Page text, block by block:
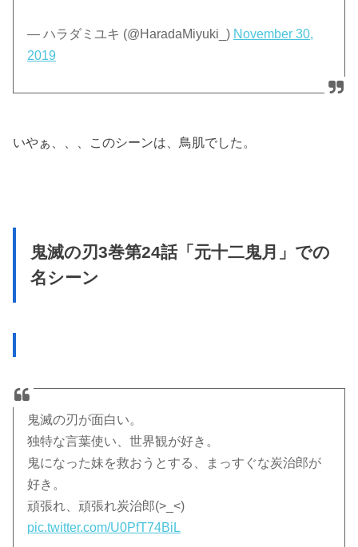
— ハラダミユキ (@HaradaMiyuki_) November 30,
2019
いやぁ、、、このシーンは、鳥肌でした。
鬼滅の刃3巻第24話「元十二鬼月」での
名シーン
鬼滅の刃が面白い。
独特な言葉使い、世界観が好き。
鬼になった妹を救おうとする、まっすぐな炭治郎が
好き。
頑張れ、頑張れ炭治郎(>_<)
pic.twitter.com/U0PfT74BiL